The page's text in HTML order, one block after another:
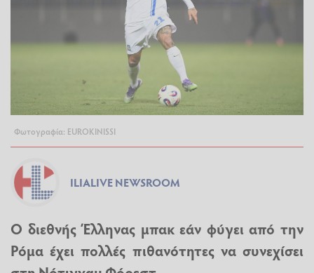
Φωτογραφία: EUROKINISSI
ILIALIVE NEWSROOM
O διεθνής Έλληνας μπακ εάν φύγει από την
Ρόμα έχει πολλές πιθανότητες να συνεχίσει